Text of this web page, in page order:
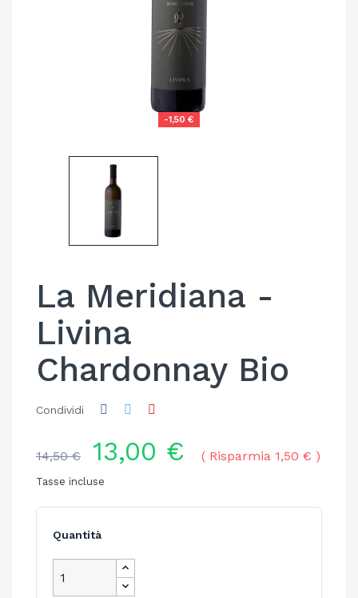
-1,50 €
La Meridiana -
Livina
Chardonnay Bio
Condividi
14,50 € 13,00 € Risparmia 1,50 €
Tasse incluse
Quantità